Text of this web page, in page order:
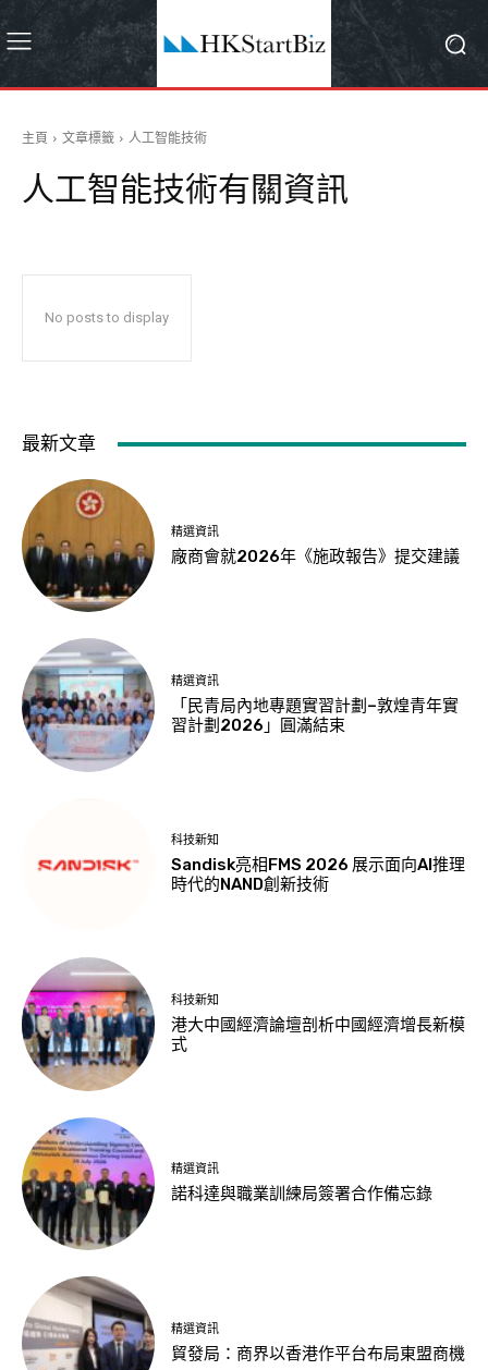
主頁 文章標籤 人工智能技術
人工智能技術有關資訊
No posts to display
最新文章
精選資訊
廠商會就2026年《施政報告》提交建議
精選資訊
「民青局內地專題實習計劃–敦煌青年實
習計劃2026」圓滿結束
科技新知
Sandisk亮相FMS 2026 展示面向AI推理
時代的NAND創新技術
科技新知
港大中國經濟論壇剖析中國經濟增長新模
式
精選資訊
諾科達與職業訓練局簽署合作備忘錄
精選資訊
貿發局：商界以香港作平台布局東盟商機